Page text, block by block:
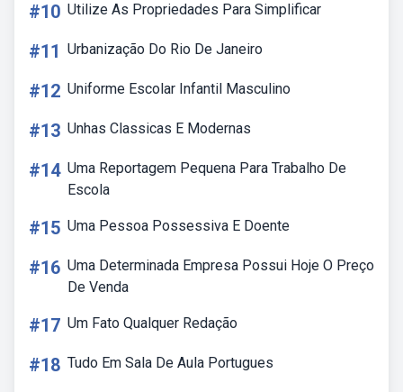
#10 Utilize As Propriedades Para Simplificar
#11 Urbanização Do Rio De Janeiro
#12 Uniforme Escolar Infantil Masculino
#13 Unhas Classicas E Modernas
#14 Uma Reportagem Pequena Para Trabalho De
Escola
#15 Uma Pessoa Possessiva E Doente
#16 Uma Determinada Empresa Possui Hoje O Preço
De Venda
#17 Um Fato Qualquer Redação
#18 Tudo Em Sala De Aula Portugues